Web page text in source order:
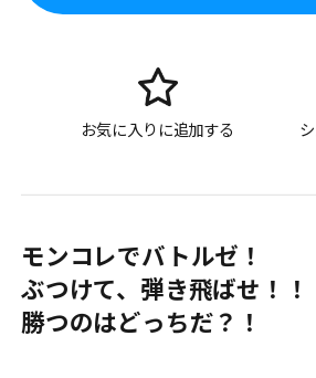
お気に入りに追加する
モンコレでバトルゼ！
ぶつけて、弾き飛ばせ！！
勝つのはどっちだ？！